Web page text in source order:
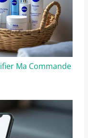
Ma Commande